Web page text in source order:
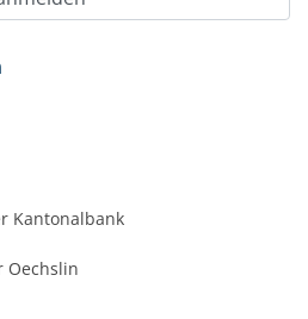
Kantonalbank
Oechslin